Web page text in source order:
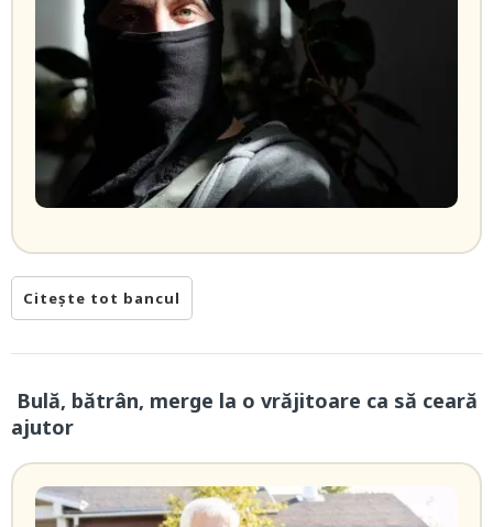
Citește tot bancul
Bulă, bătrân, merge la o vrăjitoare ca să ceară
ajutor